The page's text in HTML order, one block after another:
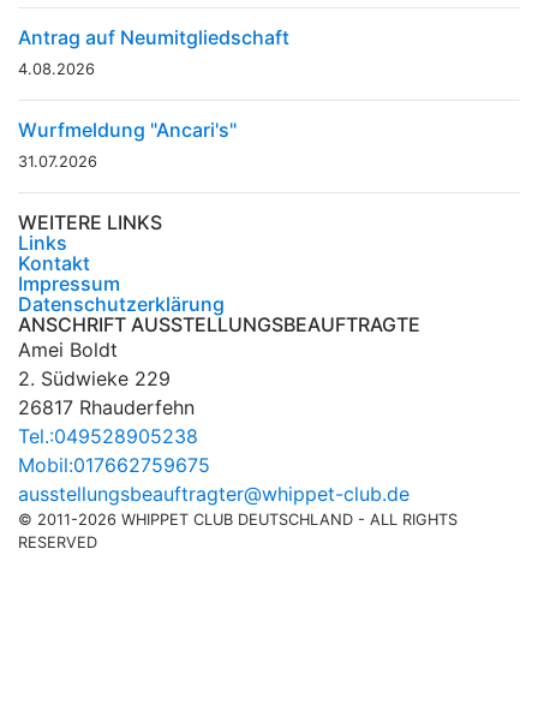
Antrag auf Neumitgliedschaft
4.08.2026
Wurfmeldung "Ancari's"
31.07.2026
WEITERE LINKS
Links
Kontakt
Impressum
Datenschutzerklärung
ANSCHRIFT AUSSTELLUNGSBEAUFTRAGTE
Amei Boldt
2. Südwieke 229
26817 Rhauderfehn
Tel.:049528905238
Mobil:017662759675
ausstellungsbeauftragter@whippet-club.de
© 2011-2026 WHIPPET CLUB DEUTSCHLAND - ALL RIGHTS
RESERVED